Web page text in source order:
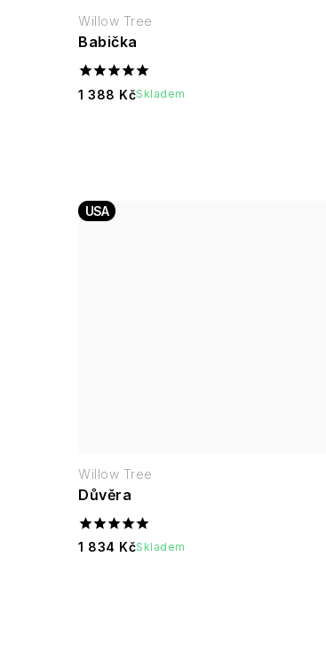
Babička
1 388 KčSkladem
Willow Tree
USA
Důvěra
1 834 KčSkladem
Willow Tree